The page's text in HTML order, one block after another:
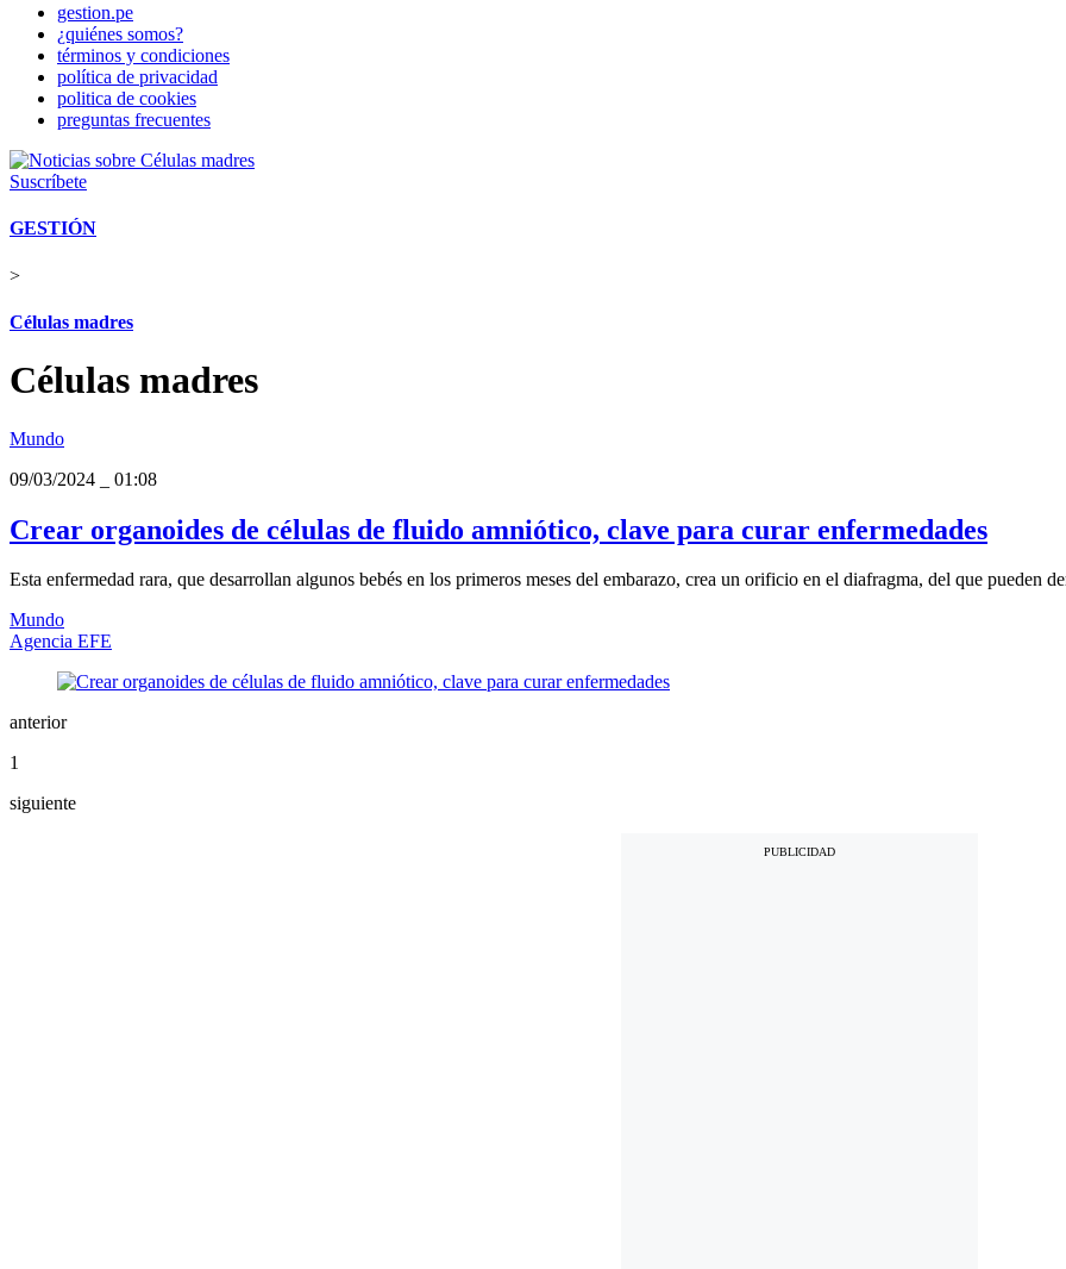
gestion.pe
¿quiénes somos?
términos y condiciones
política de privacidad
politica de cookies
preguntas frecuentes
Suscríbete
GESTIÓN
>
Células madres
Células madres
Mundo
09/03/2024
01:08
Crear organoides de células de fluido amniótico, clave para curar enfermedades
Esta enfermedad rara, que desarrollan algunos bebés en los primeros meses del embarazo, crea un orificio en el diafragma, del que pueden
Mundo
Agencia EFE
anterior
1
siguiente